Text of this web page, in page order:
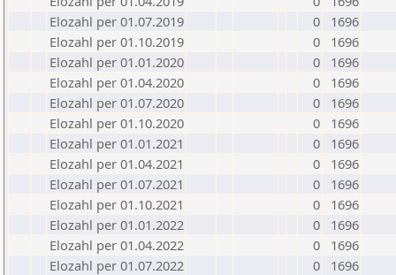
Elozahl per 01.07.2019
0
1696
Elozahl per 01.10.2019
0
1696
Elozahl per 01.01.2020
0
1696
Elozahl per 01.04.2020
0
1696
Elozahl per 01.07.2020
0
1696
Elozahl per 01.10.2020
0
1696
Elozahl per 01.01.2021
0
1696
Elozahl per 01.04.2021
0
1696
Elozahl per 01.07.2021
0
1696
Elozahl per 01.10.2021
0
1696
Elozahl per 01.01.2022
0
1696
Elozahl per 01.04.2022
0
1696
Elozahl per 01.07.2022
0
1696